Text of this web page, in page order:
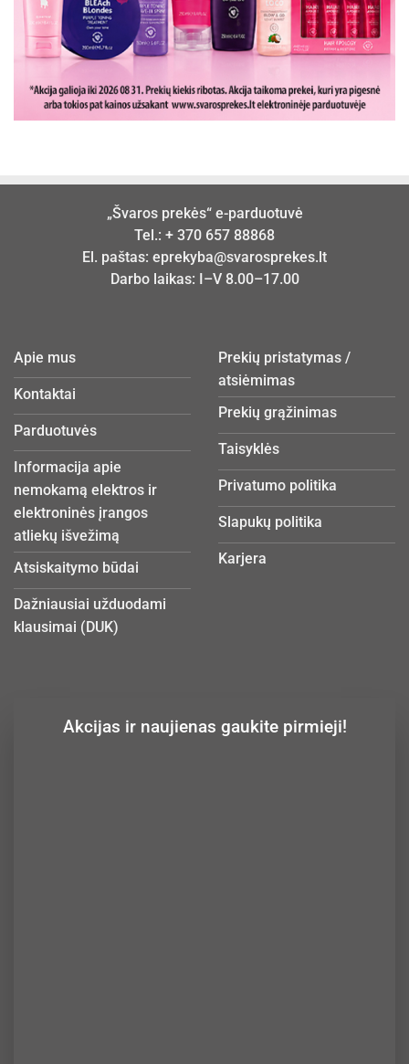
„Švaros prekės“ e-parduotuvė
Tel.: + 370 657 88868
El. paštas: eprekyba@svarosprekes.lt
Darbo laikas: I–V 8.00–17.00
Apie mus
Kontaktai
Parduotuvės
Informacija apie
nemokamą elektros ir
elektroninės įrangos
atliekų išvežimą
Atsiskaitymo būdai
Dažniausiai užduodami
klausimai (DUK)
Prekių pristatymas /
atsiėmimas
Prekių grąžinimas
Taisyklės
Privatumo politika
Slapukų politika
Karjera
Akcijas ir naujienas gaukite pirmieji!